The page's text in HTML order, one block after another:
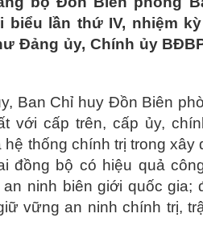
lần thứ IV, nhiệm kỳ
Đảng ủy, Chính ủy
Ban Chỉ huy Đồn Biên
với cấp trên, cấp ủy,
thống chính trị trong xây
đồng bộ có hiệu quả
ninh biên giới quốc gia;
vững an ninh chính trị,